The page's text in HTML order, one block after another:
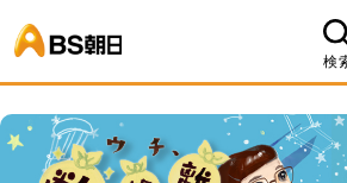
検